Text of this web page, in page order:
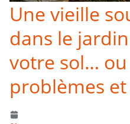
Une vieille
dans le
votre sol…
problèmes